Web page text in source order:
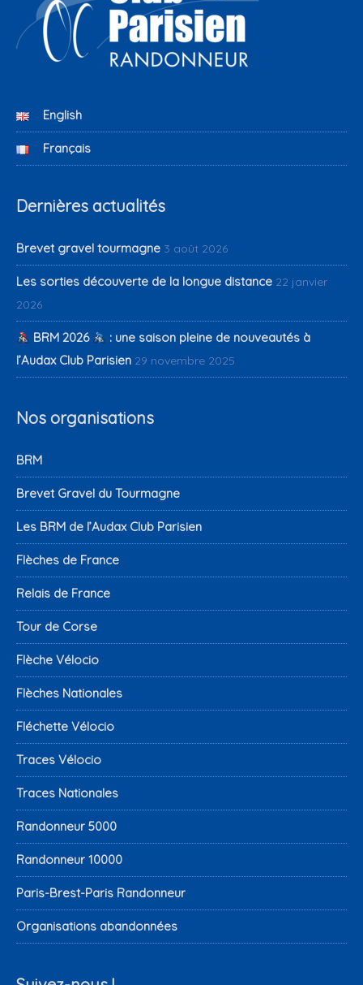
English
Français
Dernières actualités
Brevet gravel tourmagne 3 août 2026
Les sorties découverte de la longue distance 22 janvier
2026
BRM 2026
: une saison pleine de nouveautés à
l’Audax Club Parisien 29 novembre 2025
Nos organisations
BRM
Brevet Gravel du Tourmagne
Les BRM de l’Audax Club Parisien
Flèches de France
Relais de France
Tour de Corse
Flèche Vélocio
Flèches Nationales
Fléchette Vélocio
Traces Vélocio
Traces Nationales
Randonneur 5000
Randonneur 10000
Paris-Brest-Paris Randonneur
Organisations abandonnées